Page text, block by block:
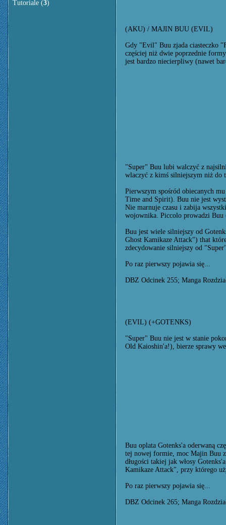
Tutoriale (3)
(AKU) / MAJIN BUU (EVIL)
Gdy "Evil" Buu zjada ciasteczko
częściej niż dwie poprzednie
jest bardzo niecierpliwy (nawet
"Super" Buu lubi walczyć z
wlaczyć z kimś silniejszym niż do
Pierwszym spośród obiecanych
Time and Spirit). Buu nie jest
Nie marnuje czasu i zabija
wojownika. Piccolo prowadzi Buu
Buu jest wiele silniejszy od
Ghost Kamikaze Attack") that
zdecydowanie silniejszy od
Po raz pierwszy pojawia się...
DBZ Odcinek 255; Manga
(EVIL) (+GOTENKS)
"Super" Buu nie jest w stanie
Old Kaioshin'a!), bierze sprawy
Buu oplata Gotenks'a oderwaną
tej nowej formie, moc Majin Buu
długości takiej jak włosy
Kamikaze Attack", przy którego
Po raz pierwszy pojawia się...
DBZ Odcinek 265; Manga